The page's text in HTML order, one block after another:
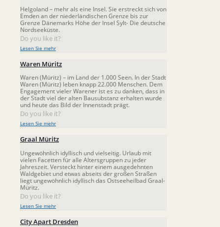
Helgoland – mehr als eine Insel. Sie erstreckt sich von
Emden an der niederländischen Grenze bis zur
Grenze Dänemarks Höhe der Insel Sylt- Die deutsche
Nordseeküste.
Do you like it?
Lesen Sie mehr
Waren Müritz
Waren (Müritz) – im Land der 1.000 Seen. In der Stadt
Waren (Müritz) leben knapp 22.000 Menschen. Dem
Engagement vieler Warener ist es zu danken, dass in
der Stadt viel der alten Bausubstanz erhalten wurde
und heute das Bild der Innenstadt prägt.
Do you like it?
Lesen Sie mehr
Graal Müritz
Ungewöhnlich idyllisch und vielseitig. Urlaub mit
vielen Facetten für alle Altersgruppen zu jeder
Jahreszeit. Versteckt hinter einem ausgedehnten
Waldgebiet und etwas abseits der großen Straßen
liegt ungewöhnlich idyllisch das Ostseeheilbad Graal-
Müritz.
Do you like it?
Lesen Sie mehr
City Apart Dresden